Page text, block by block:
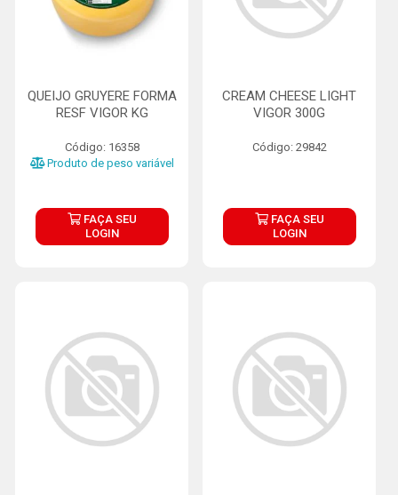
QUEIJO GRUYERE FORMA
RESF VIGOR KG
Código: 16358
Produto de peso variável
FAÇA SEU
LOGIN
CREAM CHEESE LIGHT
VIGOR 300G
Código: 29842
FAÇA SEU
LOGIN